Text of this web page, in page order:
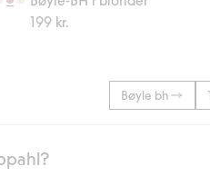
199 kr.
Bøyle bh